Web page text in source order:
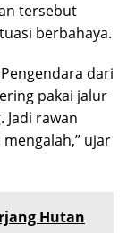
tersebut
berbahaya.
dari
pakai jalur
rawan
ujar
Hutan